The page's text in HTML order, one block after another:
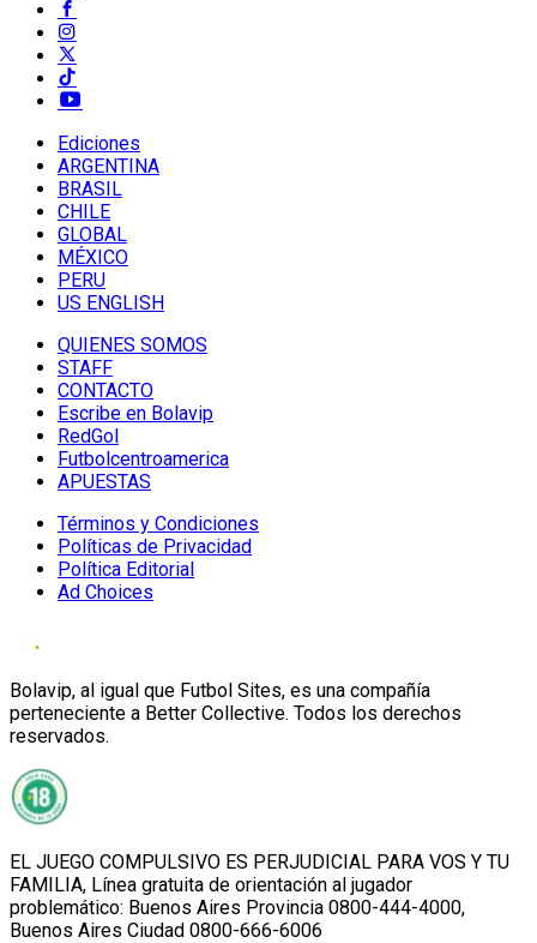
Ediciones
ARGENTINA
BRASIL
CHILE
GLOBAL
MÉXICO
PERU
US ENGLISH
QUIENES SOMOS
STAFF
CONTACTO
Escribe en Bolavip
RedGol
Futbolcentroamerica
APUESTAS
Términos y Condiciones
Políticas de Privacidad
Política Editorial
Ad Choices
Bolavip, al igual que Futbol Sites, es una compañía
perteneciente a Better Collective. Todos los derechos
reservados.
EL JUEGO COMPULSIVO ES PERJUDICIAL PARA VOS Y TU
FAMILIA, Línea gratuita de orientación al jugador
problemático: Buenos Aires Provincia 0800-444-4000,
Buenos Aires Ciudad 0800-666-6006